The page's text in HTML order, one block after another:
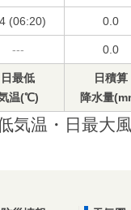
(06:20) 0.0
--- 0.0
日最低
温(℃)
日積算
降水量
気温・日最大